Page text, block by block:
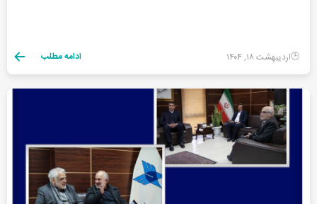
اردیبهشت ۱۸, ۱۴۰۴ ادامه مطلب